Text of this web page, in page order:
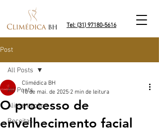
Tel: (31) 97180-5616
Post
All Posts
Alimentação
Receitas
All Posts
O processo de
envelhecimento facial
Climédica BH
10 de mai. de 2025 2 min de leitura